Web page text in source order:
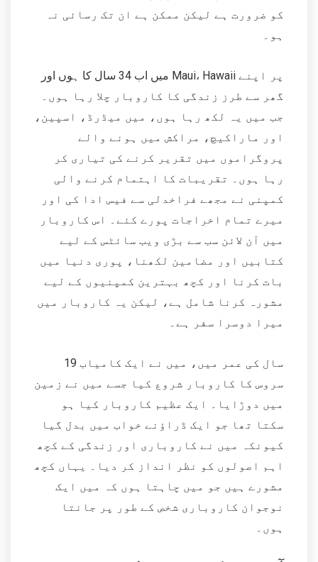
کو ضرورت ہے لیکن ممکن ہے ان تک رسائی نہ
ہو۔
میں اب 34 سال کا ہوں اور Maui، Hawaii پر اپنے
گھر سے طرز زندگی کا کاروبار چلا رہا ہوں۔
جب میں یہ لکھ رہا ہوں، میں میڈرڈ، اسپین،
اور ماراکیچ، مراکش میں ہونے والے
پروگراموں میں تقریر کرنے کی تیاری کر
رہا ہوں۔ تقریبات کا اہتمام کرنے والی
کمپنی نے مجھے فراخدلی سے فیس ادا کی اور
میرے تمام اخراجات پورے کئے۔ اس کاروبار
میں آن لائن سب سے بڑی ویب سائٹس کے لیے
کتابیں اور مضامین لکھنا، پوری دنیا میں
بات کرنا اور کچھ بہترین کمپنیوں کے لیے
مشورہ کرنا شامل ہے، لیکن یہ کاروبار میں
میرا دوسرا سفر ہے۔
19 سال کی عمر میں، میں نے ایک کامیاب
سروس کا کاروبار شروع کیا جسے میں نے زمین
میں دوڑایا۔ ایک عظیم کاروبار کیا ہو
سکتا تھا جو ایک ڈراؤنے خواب میں بدل گیا
کیونکہ میں نے کاروباری اور زندگی کے کچھ
اہم اصولوں کو نظر انداز کر دیا۔ یہاں کچھ
مشورے ہیں جو میں چاہتا ہوں کہ میں ایک
نوجوان کاروباری شخص کے طور پر جانتا
ہوں۔